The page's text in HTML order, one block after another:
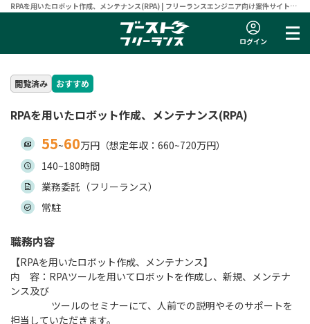
RPAを用いたロボット作成、メンテナンス(RPA) | フリーランスエンジニア向け案件サイト
ログイン
閲覧済み おすすめ
RPAを用いたロボット作成、メンテナンス(RPA)
55~60万円（想定年収：660~720万円）
140~180時間
業務委託（フリーランス）
常駐
職務内容
【RPAを用いたロボット作成、メンテナンス】
内 容：RPAツールを用いてロボットを作成し、新規、メンテナ
ンス及び
ツールのセミナーにて、人前での説明やそのサポートを
担当していただきます。